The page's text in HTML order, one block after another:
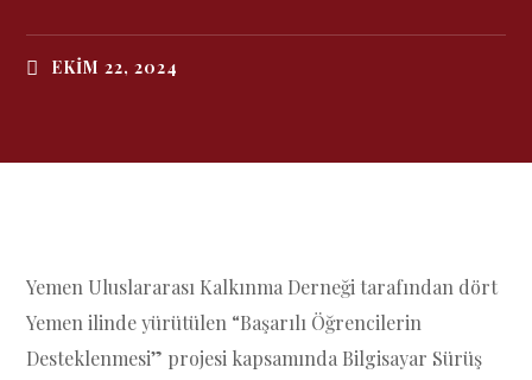
EKIM 22, 2024
Yemen Uluslararası Kalkınma Derneği tarafından dört
Yemen ilinde yürütülen “Başarılı Öğrencilerin
Desteklenmesi” projesi kapsamında Bilgisayar Sürüş